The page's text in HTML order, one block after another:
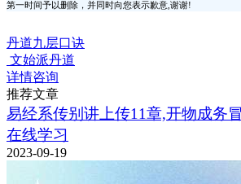
第一时间予以删除，并同时向您表示歉意,谢谢!
丹道九层口诀
文始派丹道
详情咨询
推荐文章
易经系传别讲上传11章,开物成务
在线学习
2023-09-19